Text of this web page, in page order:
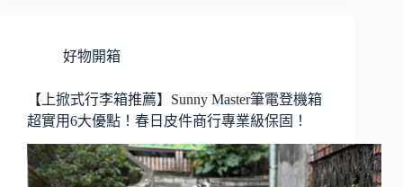
好物開箱
【上掀式行李箱推薦】Sunny Master筆電登機箱
超實用6大優點！春日皮件商行專業級保固！